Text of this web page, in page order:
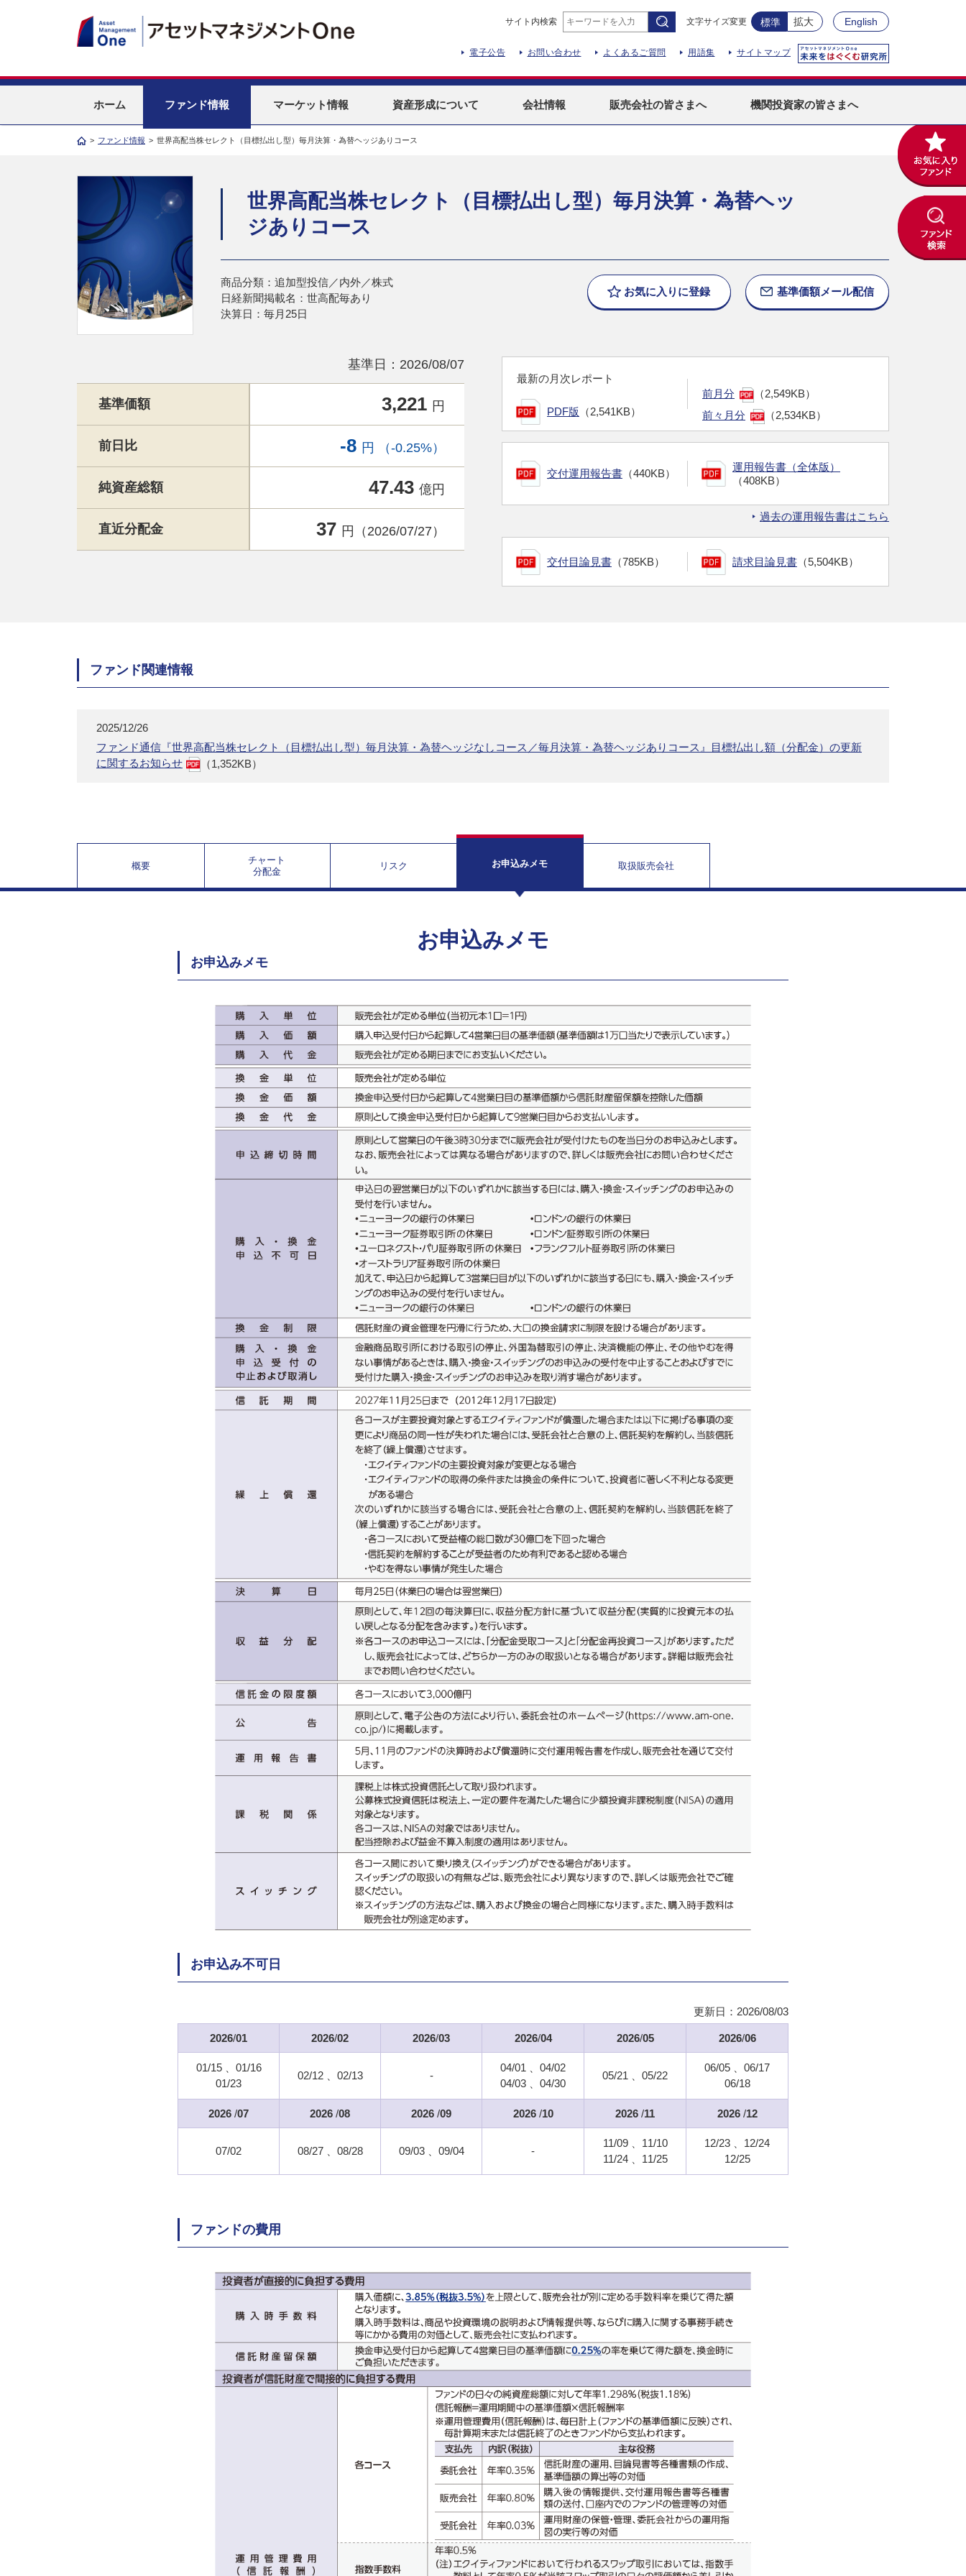
サイト内検索 文字サイズ変更 標準 拡大 English
電子公告 お問い合わせ よくあるご質問 用語集 サイトマップ
ホーム ファンド情報 マーケット情報 資産形成について 会社情報 販売会社の皆さまへ 機関投資家の皆さまへ
> ファンド情報 > 世界高配当株セレクト（目標払出し型）毎月決算・為替ヘッジありコース
世界高配当株セレクト（目標払出し型）毎月決算・為替ヘッ
ジありコース
商品分類：追加型投信／内外／株式
日経新聞掲載名：世高配毎あり
決算日：毎月25日
お気に入りに登録 基準価額メール配信
基準日：2026/08/07
基準価額 3,221 円
前日比 -8 円 （-0.25%）
純資産総額 47.43 億円
直近分配金 37 円（2026/07/27）
最新の月次レポート
PDF版 （2,541KB）
前月分
（2,549KB）
前々月分
（2,534KB）
交付運用報告書 （440KB）
運用報告書（全体版）
（408KB）
過去の運用報告書はこちら
交付目論見書 （785KB） 請求目論見書 （5,504KB）
ファンド関連情報
2025/12/26
ファンド通信『世界高配当株セレクト（目標払出し型）毎月決算・為替ヘッジなしコース／毎月決算・為替ヘッジありコース』目標払出し額（分配金）の更新
に関するお知らせ
（1,352KB）
概要
チャート
分配金
リスク お申込みメモ 取扱販売会社
お申込みメモ
お申込みメモ
お申込み不可日
更新日： 2026/08/03
2026/01 2026/02 2026/03 2026/04 2026/05 2026/06
01/15
01/16
01/23
02/12 02/13 -
04/01
04/02
04/03
04/30
05/21 05/22
06/05
06/17
06/18
2026 /07 2026 /08 2026 /09 2026 /10 2026 /11 2026 /12
07/02 08/27 08/28 09/03 09/04 -
11/09
11/10
11/24
11/25
12/23
12/24
12/25
ファンドの費用